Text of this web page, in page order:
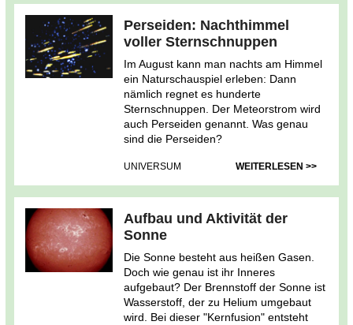
Perseiden: Nachthimmel
voller Sternschnuppen
Im August kann man nachts am Himmel
ein Naturschauspiel erleben: Dann
nämlich regnet es hunderte
Sternschnuppen. Der Meteorstrom wird
auch Perseiden genannt. Was genau
sind die Perseiden?
UNIVERSUM WEITERLESEN >>
Aufbau und Aktivität der
Sonne
Die Sonne besteht aus heißen Gasen.
Doch wie genau ist ihr Inneres
aufgebaut? Der Brennstoff der Sonne ist
Wasserstoff, der zu Helium umgebaut
wird. Bei dieser "Kernfusion" entsteht